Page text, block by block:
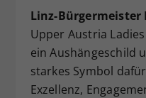
Linz-
Upper Austria
ein Aushängeschild
starkes Symbol
Exzellenz,